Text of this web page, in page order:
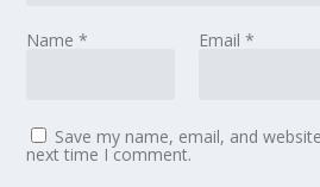
Name* Email *
Save my name, email, and
next time I comment.